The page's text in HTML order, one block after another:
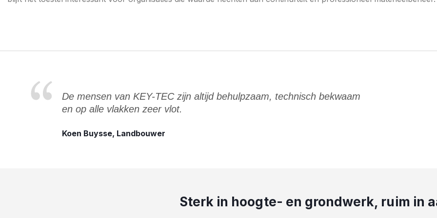
De mensen van KEY-TEC zijn altijd behulpzaam, technisch bekwaam
en op alle vlakken zeer vlot.
Koen Buysse, Landbouwer
Sterk in hoogte- en grondwerk, ruim in